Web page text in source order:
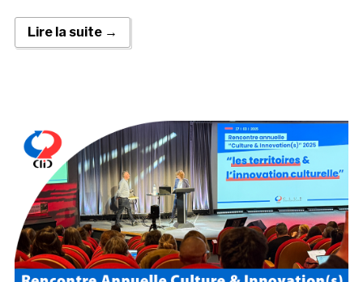
Lire la suite →